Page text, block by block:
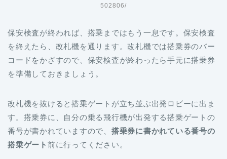
502806/
保安検査が終われば、搭乗まではもう一息です。保安検査
を終えたら、 改札機を通ります。改札機では搭乗券のバー
コードをかざすので、保安検査が終わったら手元に搭乗券
を準備しておきましょう。
改札機を抜けると搭乗ゲートが立ち並ぶ出発ロビーに出ま
す。搭乗券に、自分の乗る飛行機が出発する搭乗ゲートの
番号が書かれていますので、 搭乗券に書かれている番号の
搭乗ゲート 前に行ってください。